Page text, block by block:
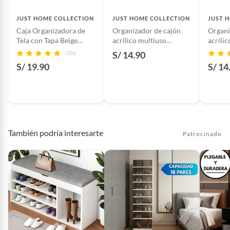
JUST HOME COLLECTION
Caja Organizadora de
Tela con Tapa Beige
30x40x25cm
(155)
S/ 19.90
JUST HOME COLLECTION
Organizador de cajón
acrílico multiuso
15.3x23x5.3cm
S/ 14.90
JUST
S/
También podría interesarte Patrocinado